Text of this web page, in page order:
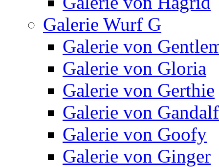
Galerie Wurf G
Galerie von
Galerie von Gloria
Galerie von Gerthie
Galerie von Gandalf
Galerie von Goofy
Galerie von Ginger